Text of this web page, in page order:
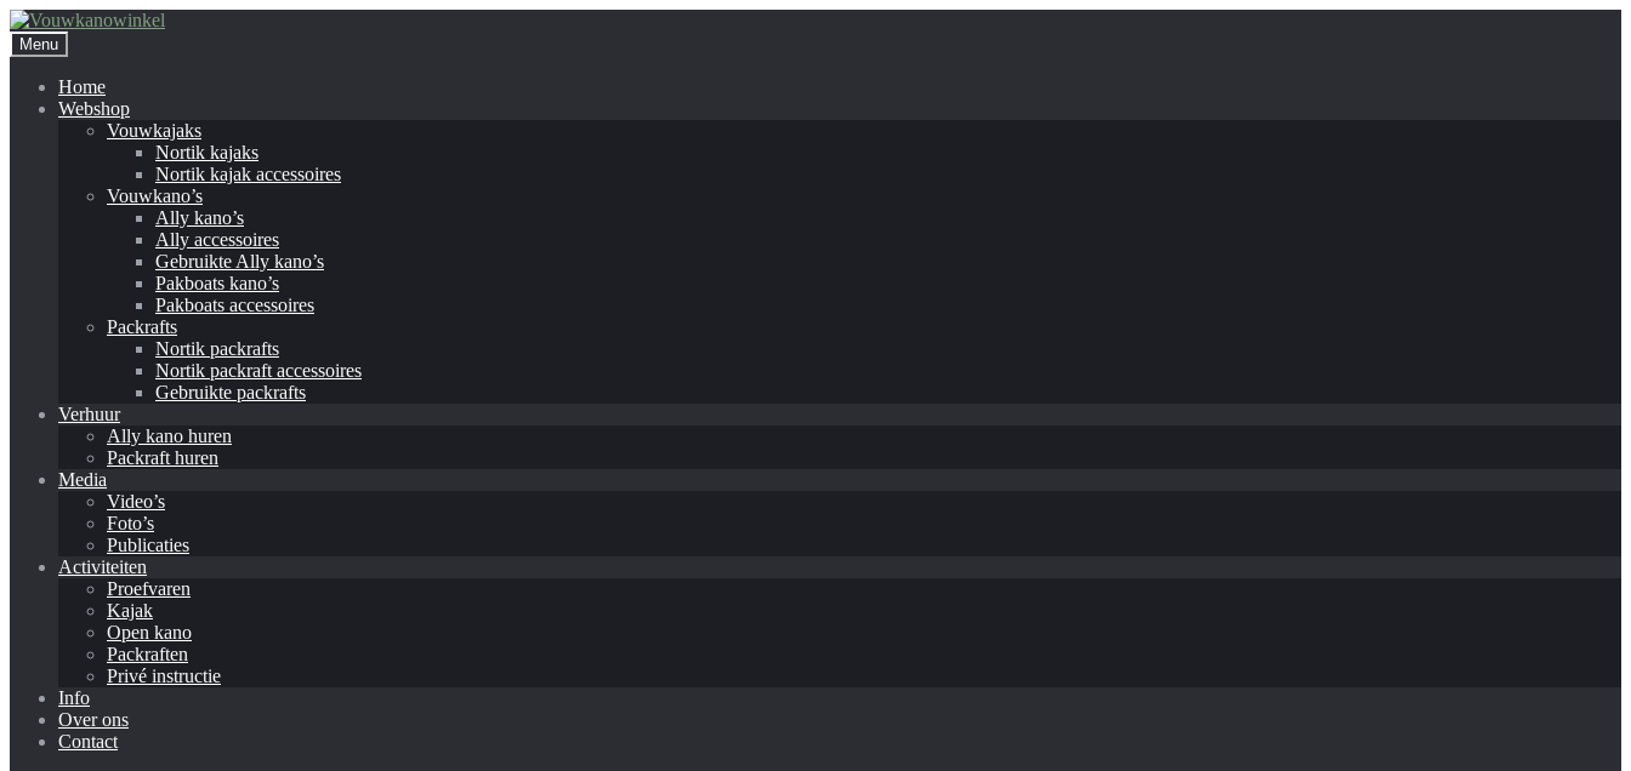
Ga
door
naar
navigatie
Ga
naar
de
inhoud
Menu
Home
Webshop
Vouwkajaks
Nortik kajaks
Nortik kajak accessoires
Vouwkano’s
Ally kano’s
Ally accessoires
Gebruikte Ally kano’s
Pakboats kano’s
Pakboats accessoires
Packrafts
Nortik packrafts
Nortik packraft accessoires
Gebruikte packrafts
Verhuur
Ally kano huren
Packraft huren
Media
Video’s
Foto’s
Publicaties
Activiteiten
Proefvaren
Kajak
Open kano
Packraften
Privé instructie
Info
Over ons
Contact